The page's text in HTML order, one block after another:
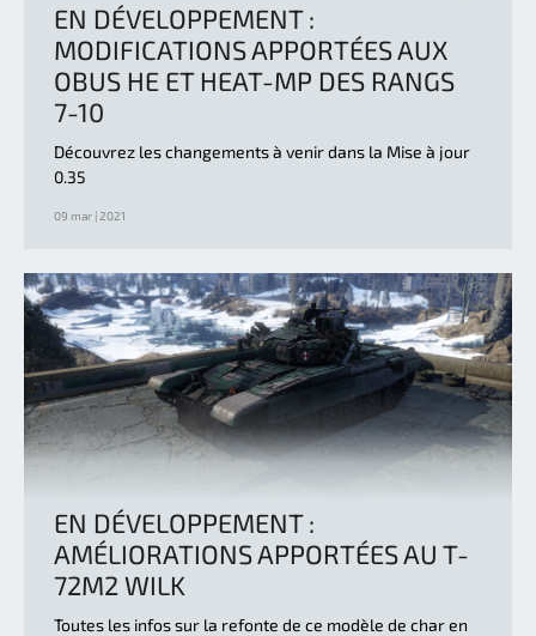
EN DÉVELOPPEMENT :
MODIFICATIONS APPORTÉES AUX
OBUS HE ET HEAT-MP DES RANGS
7-10
Découvrez les changements à venir dans la Mise à jour
0.35
09 mar | 2021
EN DÉVELOPPEMENT :
AMÉLIORATIONS APPORTÉES AU T-
72M2 WILK
Toutes les infos sur la refonte de ce modèle de char en